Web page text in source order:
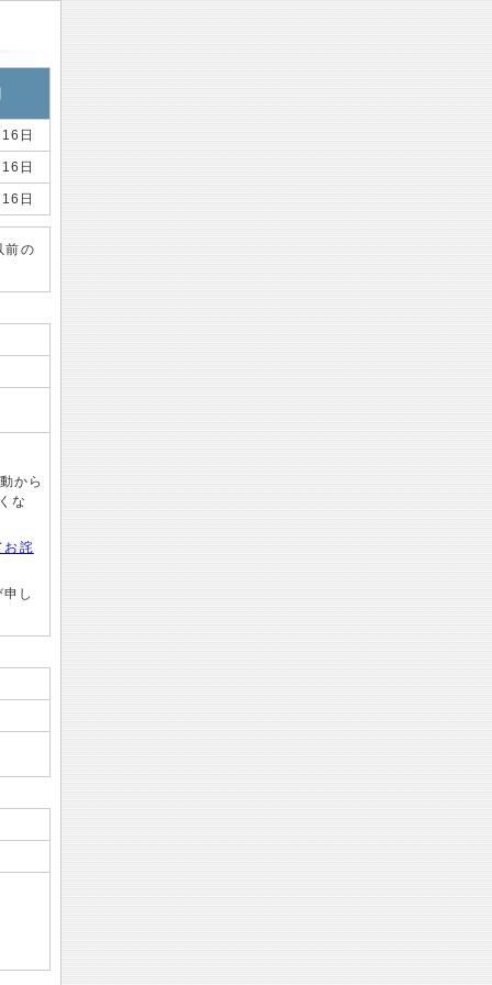
日
日
日
前の
から
な
お詫
し